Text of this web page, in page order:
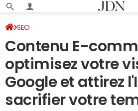
SEO
Contenu E-
optimisez votre
Google et attirez
sacrifier votre